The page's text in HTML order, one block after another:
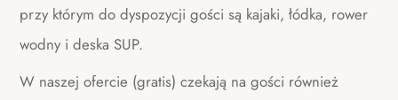
przy którym do dyspozycji gości są kajaki, łódka, rower
wodny i deska SUP.
W naszej ofercie (gratis) czekają na gości również